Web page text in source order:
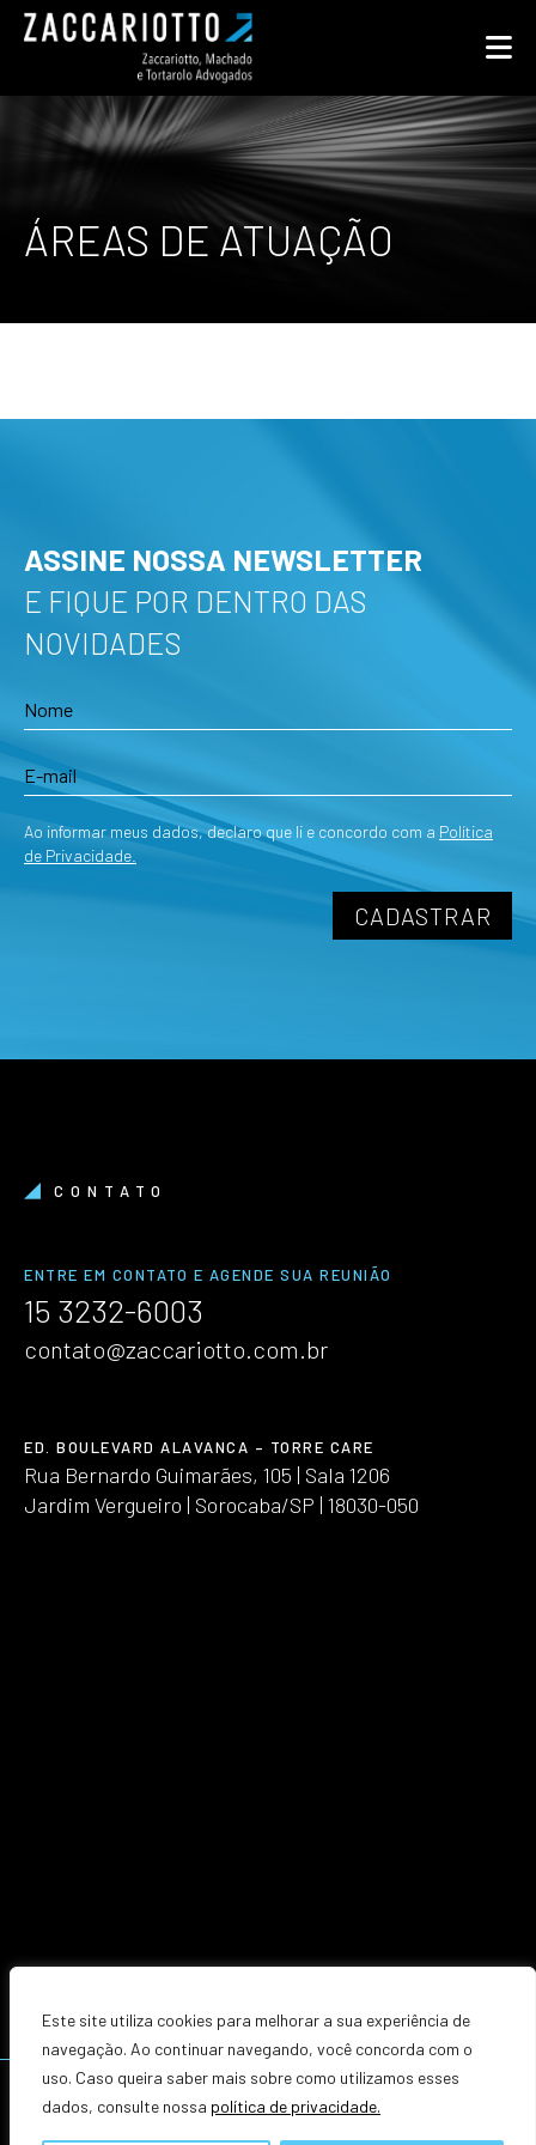
Este site utiliza cookies para melhorar a sua experiência de
navegação. Ao continuar navegando, você concorda com o
uso. Caso queira saber mais sobre como utilizamos esses
dados, consulte nossa política de privacidade.
ÁREAS DE ATUAÇÃO
ASSINE NOSSA NEWSLETTER
E FIQUE POR DENTRO DAS
NOVIDADES
Ao informar meus dados, declaro que li e concordo com a Política
de Privacidade.
CONTATO
ENTRE EM CONTATO E AGENDE SUA REUNIÃO
15 3232-6003
contato@zaccariotto.com.br
ED. BOULEVARD ALAVANCA – TORRE CARE
Rua Bernardo Guimarães, 105 | Sala 1206
Jardim Vergueiro | Sorocaba/SP | 18030-050
TODOS OS DIREITOS RESERVADOS. © 2025 | ZACCARIOTTO ADVOGADOS